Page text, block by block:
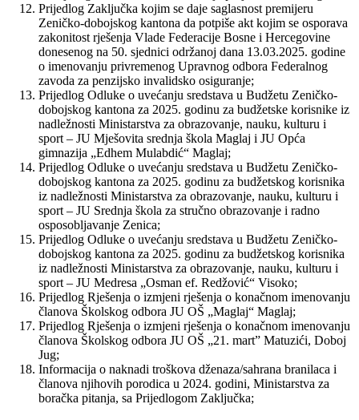
Prijedlog Zaključka kojim se daje saglasnost premijeru
Zeničko-dobojskog kantona da potpiše akt kojim se osporava
zakonitost rješenja Vlade Federacije Bosne i Hercegovine
donesenog na 50. sjednici održanoj dana 13.03.2025. godine
o imenovanju privremenog Upravnog odbora Federalnog
zavoda za penzijsko invalidsko osiguranje;
Prijedlog Odluke o uvećanju sredstava u Budžetu Zeničko-
dobojskog kantona za 2025. godinu za budžetske korisnike iz
nadležnosti Ministarstva za obrazovanje, nauku, kulturu i
sport – JU Mješovita srednja škola Maglaj i JU Opća
gimnazija „Edhem Mulabdić“ Maglaj;
Prijedlog Odluke o uvećanju sredstava u Budžetu Zeničko-
dobojskog kantona za 2025. godinu za budžetskog korisnika
iz nadležnosti Ministarstva za obrazovanje, nauku, kulturu i
sport – JU Srednja škola za stručno obrazovanje i radno
osposobljavanje Zenica;
Prijedlog Odluke o uvećanju sredstava u Budžetu Zeničko-
dobojskog kantona za 2025. godinu za budžetskog korisnika
iz nadležnosti Ministarstva za obrazovanje, nauku, kulturu i
sport – JU Medresa „Osman ef. Redžović“ Visoko;
Prijedlog Rješenja o izmjeni rješenja o konačnom imenovanju
članova Školskog odbora JU OŠ „Maglaj“ Maglaj;
Prijedlog Rješenja o izmjeni rješenja o konačnom imenovanju
članova Školskog odbora JU OŠ „21. mart” Matuzići, Doboj
Jug;
Informacija o naknadi troškova dženaza/sahrana branilaca i
članova njihovih porodica u 2024. godini, Ministarstva za
boračka pitanja, sa Prijedlogom Zaključka;